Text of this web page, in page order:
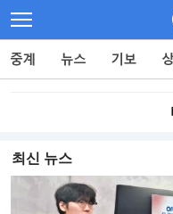
최신 뉴스